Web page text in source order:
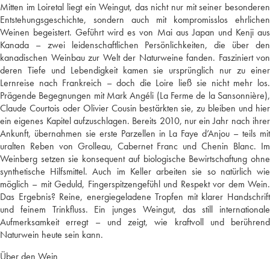
Mitten im Loiretal liegt ein Weingut, das nicht nur mit seiner besonderen
Entstehungsgeschichte, sondern auch mit kompromisslos ehrlichen
Weinen begeistert. Geführt wird es von Mai aus Japan und Kenji aus
Kanada – zwei leidenschaftlichen Persönlichkeiten, die über den
kanadischen Weinbau zur Welt der Naturweine fanden. Fasziniert von
deren Tiefe und Lebendigkeit kamen sie ursprünglich nur zu einer
Lernreise nach Frankreich – doch die Loire ließ sie nicht mehr los.
Prägende Begegnungen mit Mark Angéli (La Ferme de la Sansonnière),
Claude Courtois oder Olivier Cousin bestärkten sie, zu bleiben und hier
ein eigenes Kapitel aufzuschlagen. Bereits 2010, nur ein Jahr nach ihrer
Ankunft, übernahmen sie erste Parzellen in La Faye d’Anjou – teils mit
uralten Reben von Grolleau, Cabernet Franc und Chenin Blanc. Im
Weinberg setzen sie konsequent auf biologische Bewirtschaftung ohne
synthetische Hilfsmittel. Auch im Keller arbeiten sie so natürlich wie
möglich – mit Geduld, Fingerspitzengefühl und Respekt vor dem Wein.
Das Ergebnis? Reine, energiegeladene Tropfen mit klarer Handschrift
und feinem Trinkfluss. Ein junges Weingut, das still internationale
Aufmerksamkeit erregt – und zeigt, wie kraftvoll und berührend
Naturwein heute sein kann.
Über den Wein